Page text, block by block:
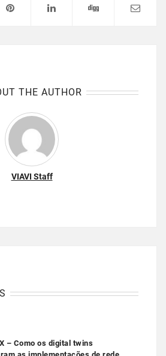
THE AUTHOR
VIAVI Staff
– Como os digital twins